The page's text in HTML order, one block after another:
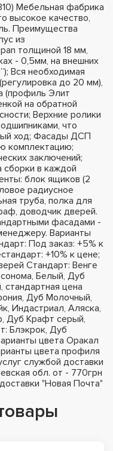
Мебельная фабрика
высокое качество,
Преимущества
из
толщиной 18 мм,
- 0,5мм, на внешних
Вся необходимая
до 20 мм),
(профиль Элит
на обратной
Верхние ролики
что
ход; Фасады ДСП
комплектацию;
заключений;
сборки в каждой
блок ящиков (2
радиусное
труба, полка для
доводчик дверей.
фасадами -
Варианты
Под заказ: +5% к
+10% к цене;
Стандарт: Венге
Белый, Дуб
цена
Дуб Молочный,
Индастриал, Аляска,
Дуб Крафт серый,
Блэкрок, Дуб
цвета Оракал
цвета профиля
службой доставки
обл. от - 770грн
"Новая Почта"